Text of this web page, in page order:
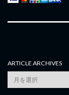
ARTICLE ARCHIVES
Article
Archives